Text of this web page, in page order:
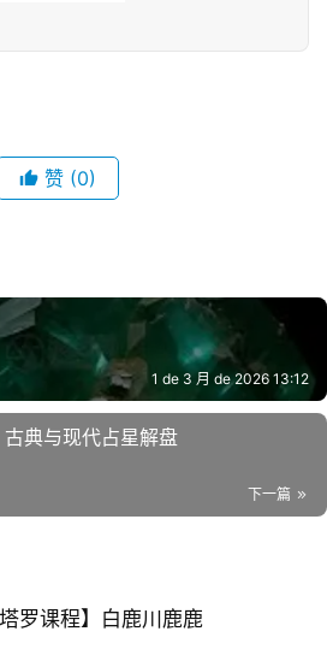
赞 (0)
1 de 3 月 de 2026 13:12
典与现代占星解盘
下一篇
塔罗课程】白鹿川鹿鹿